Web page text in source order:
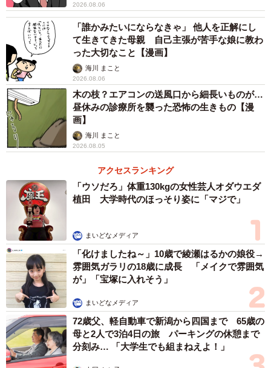
2026.08.06
「誰かみたいにならなきゃ」 他人を正解にし
て生きてきた母親 自己主張が苦手な娘に教わ
った大切なこと【漫画】
海川 まこと
2026.08.06
木の枝？エアコンの送風口から細長いものが…
昼休みの診療所を襲った恐怖の生きもの【漫
画】
海川 まこと
2026.08.05
アクセスランキング
「ウソだろ」体重130kgの女性芸人オダウエダ
植田 大学時代のほっそり姿に「マジで」
まいどなメディア
「化けましたね～」10歳で綾瀬はるかの娘役→
雰囲気ガラリの18歳に成長 「メイクで雰囲気
が」「宝塚に入れそう」
まいどなメディア
72歳父、軽自動車で新潟から四国まで 65歳の
母と2人で3泊4日の旅 パーキングの休憩まで
分刻み… 「大学生でも組まねえよ！」